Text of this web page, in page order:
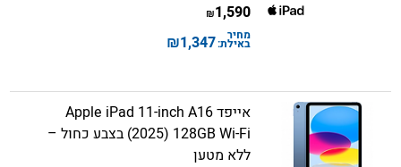
1,590
₪
מחיר
באילת:1,347
₪
אייפד Apple iPad 11-inch A16
(2025) 128GB Wi-Fi בצבע כחול –
ללא מטען